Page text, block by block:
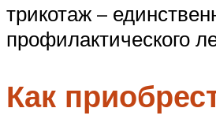
трикотаж –
профилактического
Как